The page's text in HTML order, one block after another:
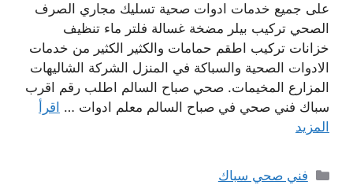
على جميع خدمات ادوات صحية تسليك مجاري الصرف
الصحي تركيب بيلر مضخة غسالة فلتر ماء تنظيف
خزانات تركيب اطقم حمامات والكثير الكثير من خدمات
الادوات الصحية والسباكة في المنزل الشركة الشاليهات
المزارع المخيمات. صحي صباح السالم اطلب رقم اقرب
سباك فني صحي في صباح السالم معلم ادوات … اقرأ
المزيد
التصنيفات
فني صحي سباك